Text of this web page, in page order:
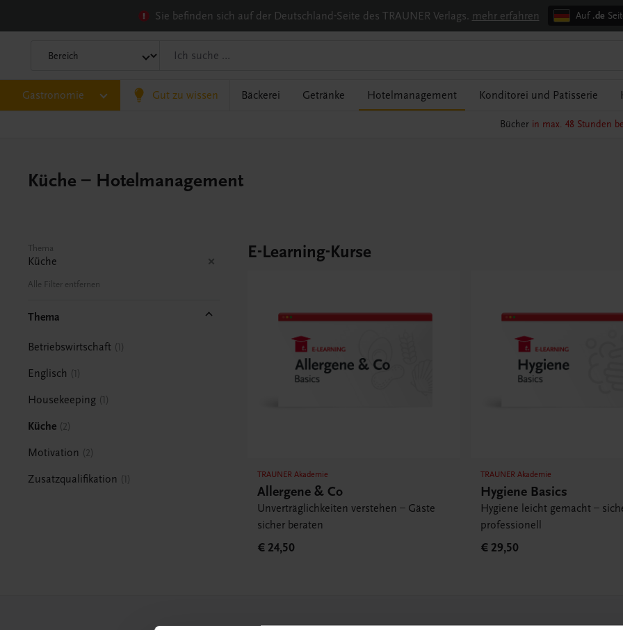
Sie befinden sich auf der Deutschland-Seite des TRAUNER Verlags. mehr erfahren Auf .de
Gastronomie Gut zu wissen Bäckerei Getränke Hotelmanagement Konditorei und Patisserie
Bücher in max. 48 Stunden
Küche – Hotelmanagement
Thema
Küche
Alle Filter entfernen
Thema
Betriebswirtschaft 1
Englisch 1
Housekeeping 1
Küche 2
Motivation 2
Zusatzqualifikation 1
E-Learning-Kurse
TRAUNER Akademie
Allergene & Co
Unverträglichkeiten verstehen – Gäste
sicher beraten
€ 24,50
TRAUNER Akademie
Hygiene Basics
Hygiene leicht gemacht –
professionell
€ 29,50